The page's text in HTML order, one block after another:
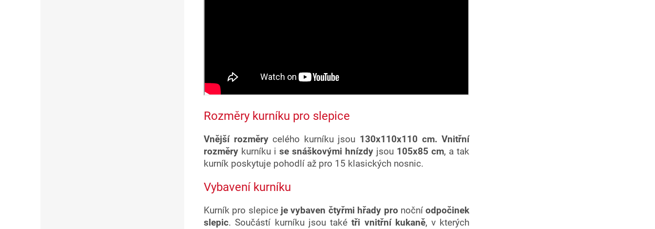
Rozměry kurníku pro slepice
Vnější rozměrycelého kurníku jsou 130x110x110 cm. Vnitřní
rozměry kurníku ise snáškovými hnízdy jsou 105x85 cm, a tak
kurník poskytuje pohodlí až pro 15 klasických nosnic.
Vybavení kurníku
Kurník pro slepice je vybaven čtyřmi hřady pro nočníodpočinek
slepic. Součástí kurníku jsou takétři vnitřní kukaně, v kterých